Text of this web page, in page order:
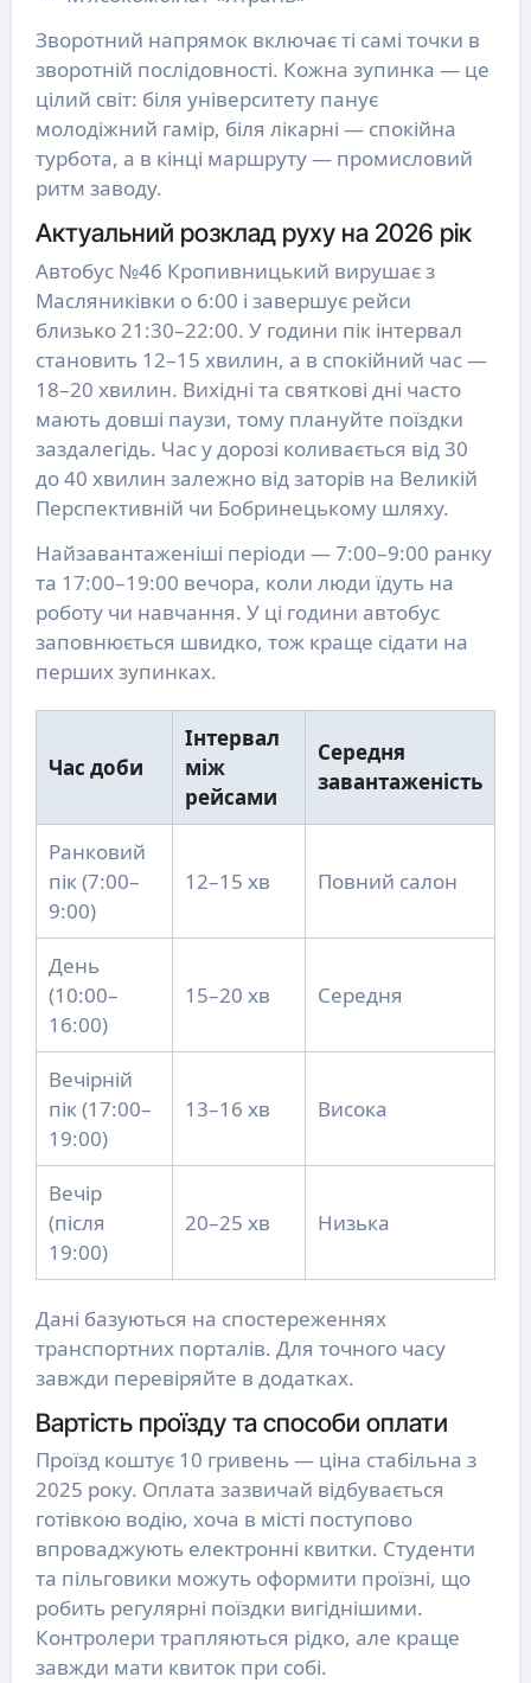
Зворотний напрямок включає ті самі точки в
зворотній послідовності. Кожна зупинка — це
цілий світ: біля університету панує
молодіжний гамір, біля лікарні — спокійна
турбота, а в кінці маршруту — промисловий
ритм заводу.
Актуальний розклад руху на 2026 рік
Автобус №46 Кропивницький вирушає з
Масляниківки о 6:00 і завершує рейси
близько 21:30–22:00. У години пік інтервал
становить 12–15 хвилин, а в спокійний час —
18–20 хвилин. Вихідні та святкові дні часто
мають довші паузи, тому плануйте поїздки
заздалегідь. Час у дорозі коливається від 30
до 40 хвилин залежно від заторів на Великій
Перспективній чи Бобринецькому шляху.
Найзавантаженіші періоди — 7:00–9:00 ранку
та 17:00–19:00 вечора, коли люди їдуть на
роботу чи навчання. У ці години автобус
заповнюється швидко, тож краще сідати на
перших зупинках.
Час доби
Інтервал
між
рейсами
Середня
завантаженість
Ранковий
пік (7:00–
9:00)
12–15 хв Повний салон
День
(10:00–
16:00)
15–20 хв Середня
Вечірній
пік (17:00–
19:00)
13–16 хв Висока
Вечір
(після
19:00)
20–25 хв Низька
Дані базуються на спостереженнях
транспортних порталів. Для точного часу
завжди перевіряйте в додатках.
Вартість проїзду та способи оплати
Проїзд коштує 10 гривень — ціна стабільна з
2025 року. Оплата зазвичай відбувається
готівкою водію, хоча в місті поступово
впроваджують електронні квитки. Студенти
та пільговики можуть оформити проїзні, що
робить регулярні поїздки вигіднішими.
Контролери трапляються рідко, але краще
завжди мати квиток при собі.